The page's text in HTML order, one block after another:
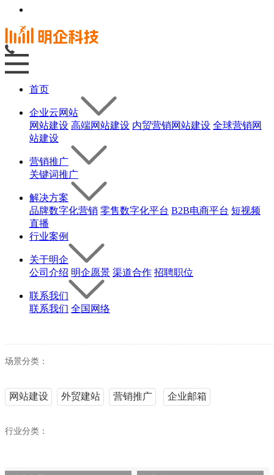
首页
企业云网站
网站建设 高端网站建设 内贸营销网站建设 全球营销网
站建设
营销推广
关键词推广
解决方案
品牌数字化营销 零售数字化平台 B2B电商平台 短视频
直播
行业案例
关于明企
公司介绍 明企愿景 渠道合作 招聘职位
联系我们
联系我们 全国网络
场景分类：
网站建设 外贸建站 营销推广 企业邮箱
行业分类：